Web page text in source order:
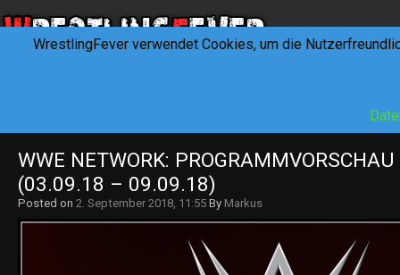
WWE NETWORK:
(03.09.18 – 09.09.18)
Posted on 2. September 2018, 11:55 By Markus
WrestlingFever verwendet Cookies, um die